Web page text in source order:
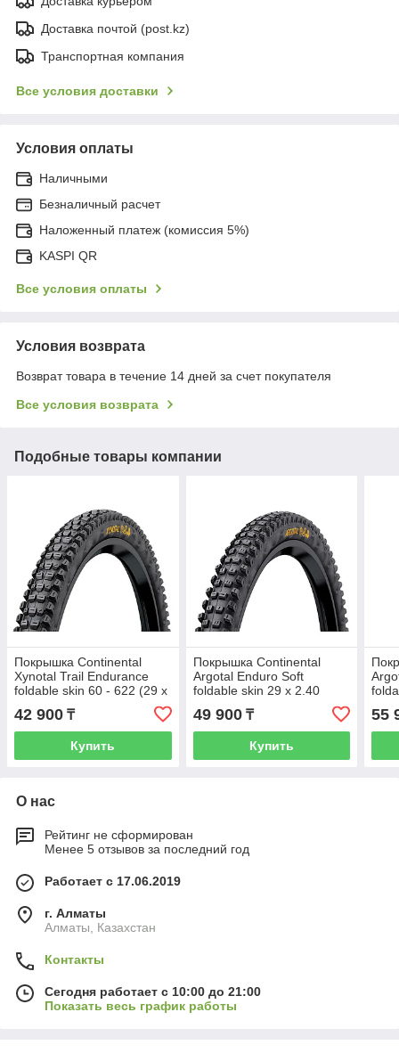
Доставка почтой (post.kz)
Транспортная компания
Все условия доставки
Условия оплаты
Наличными
Безналичный расчет
Наложенный платеж (комиссия 5%)
KASPI QR
Все условия оплаты
Условия возврата
Возврат товара в течение 14 дней за счет покупателя
Все условия возврата
Подобные товары компании
Покрышка Continental
Xynotal Trail Endurance
foldable skin 60 - 622 (29 x
42 900 ₸
Купить
Покрышка Continental
Argotal Enduro Soft
foldable skin 29 x 2.40
49 900₸
Купить
55
О нас
Рейтинг не сформирован
Менее 5 отзывов за последний год
Работает с 17.06.2019
г. Алматы
Алматы, Казахстан
Контакты
Сегодня работает с 10:00 до 21:00
Показать весь график работы